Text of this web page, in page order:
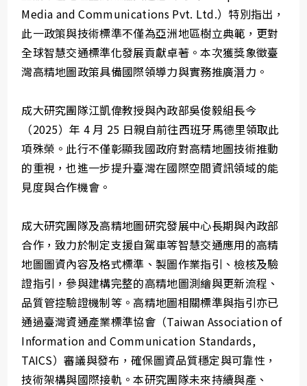
Media and Communications Pvt. Ltd.）特別指出，
此一政策與技術標準不僅為亞洲地區樹立典範，更對
全球智慧交通標準化發展貢獻卓著。本次獲獎象徵臺
灣高精地圖政策具備國際領導力與實務推廣潛力。
成大研究團隊江凱偉教授與內政部吳俊毅組長今
（2025）年 4 月 25 日親自前往西班牙馬德里領取此
項殊榮。此行不僅彰顯我國政府對高精地圖技術推動
的重視，也進一步提升臺灣在國際空間資訊領域的能
見度與合作機會。
成大研究團隊及高精地圖研究發展中心長期與內政部
合作，致力於制定支援自駕車等智慧交通應用的高精
地圖圖資內容及格式標準、製圖作業指引、檢核及驗
證指引，參與建構完整的高精地圖測繪與更新流程、
品質管控驗證機制等。高精地圖相關標準與指引亦已
通過臺灣資通產業標準協會（Taiwan Association of
Information and Communication Standards,
TAICS）審議與發布，確保圖資品質穩定與可靠性，
技術架構與國際接軌。本研究團隊未來持續與產、